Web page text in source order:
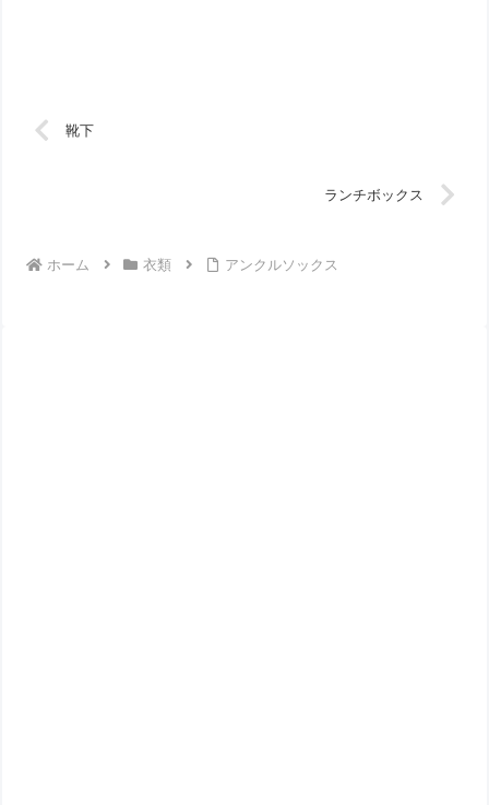
靴下
ランチボックス
ホーム 衣類 アンクルソックス